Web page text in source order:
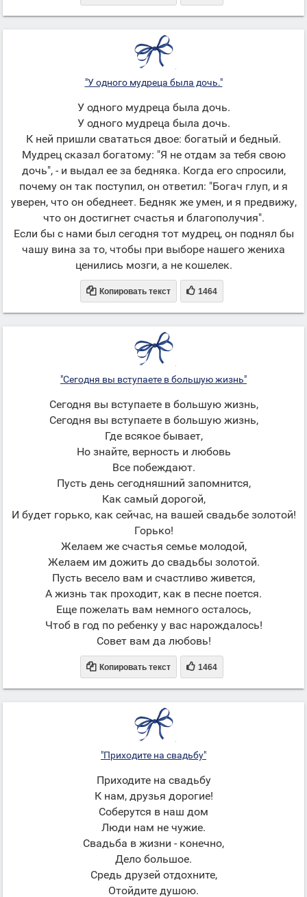
"У одного мудреца была дочь."
У одного мудреца была дочь.
У одного мудреца была дочь.
К ней пришли свататься двое: богатый и бедный.
Мудрец сказал богатому: "Я не отдам за тебя свою
дочь", - и выдал ее за бедняка. Когда его спросили,
почему он так поступил, он ответил: "Богач глуп, и я
уверен, что он обеднеет. Бедняк же умен, и я предвижу,
что он достигнет счастья и благополучия".
Если бы с нами был сегодня тот мудрец, он поднял бы
чашу вина за то, чтобы при выборе нашего жениха
ценились мозги, а не кошелек.
 Копировать текст  1464
"Сегодня вы вступаете в большую жизнь"
Сегодня вы вступаете в большую жизнь,
Сегодня вы вступаете в большую жизнь,
Где всякое бывает,
Но знайте, верность и любовь
Все побеждают.
Пусть день сегодняшний запомнится,
Как самый дорогой,
И будет горько, как сейчас, на вашей свадьбе золотой!
Горько!
Желаем же счастья семье молодой,
Желаем им дожить до свадьбы золотой.
Пусть весело вам и счастливо живется,
А жизнь так проходит, как в песне поется.
Еще пожелать вам немного осталось,
Чтоб в год по ребенку у вас нарождалось!
Совет вам да любовь!
 Копировать текст  1464
"Приходите на свадьбу"
Приходите на свадьбу
К нам, друзья дорогие!
Соберутся в наш дом
Люди нам не чужие.
Свадьба в жизни - конечно,
Дело большое.
Средь друзей отдохните,
Отойдите душою.